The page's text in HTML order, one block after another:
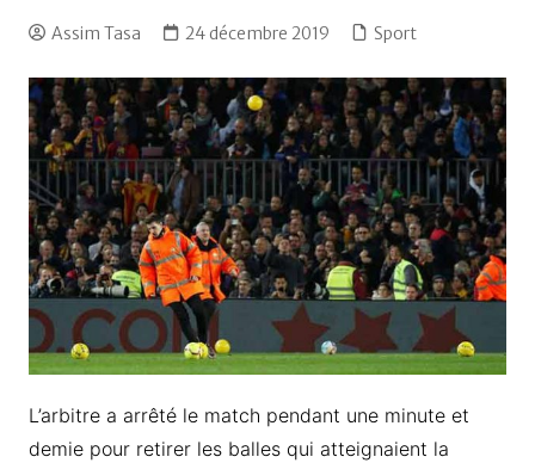
Assim Tasa 24 décembre 2019 Sport
L’arbitre a arrêté le match pendant une minute et
demie pour retirer les balles qui atteignaient la